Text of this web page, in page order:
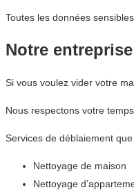
Toutes les données
Notre
Si vous voulez vider votre
Nous respectons votre
Services de déblaiement
Nettoyage de maison
Nettoyage